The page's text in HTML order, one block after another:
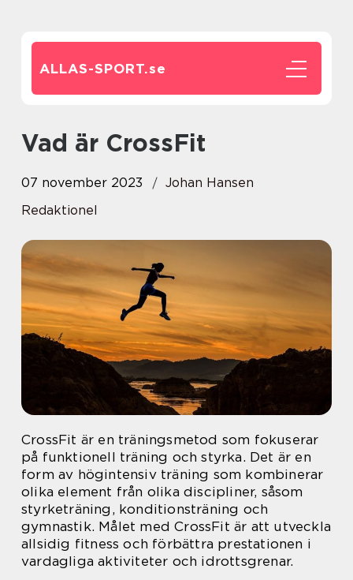
ALLAS-SPORT.se
Vad är CrossFit
07 november 2023
Johan Hansen
Redaktionel
CrossFit är en träningsmetod som fokuserar
på funktionell träning och styrka. Det är en
form av högintensiv träning som kombinerar
olika element från olika discipliner, såsom
styrketräning, konditionsträning och
gymnastik. Målet med CrossFit är att utveckla
allsidig fitness och förbättra prestationen i
vardagliga aktiviteter och idrottsgrenar.